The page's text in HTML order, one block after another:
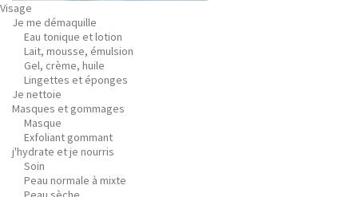
Visage
Je me démaquille
Eau tonique et lotion
Lait, mousse, émulsion
Gel, crème, huile
Lingettes et éponges
Je nettoie
Masques et gommages
Masque
Exfoliant gommant
j'hydrate et je nourris
Soin
Peau normale à mixte